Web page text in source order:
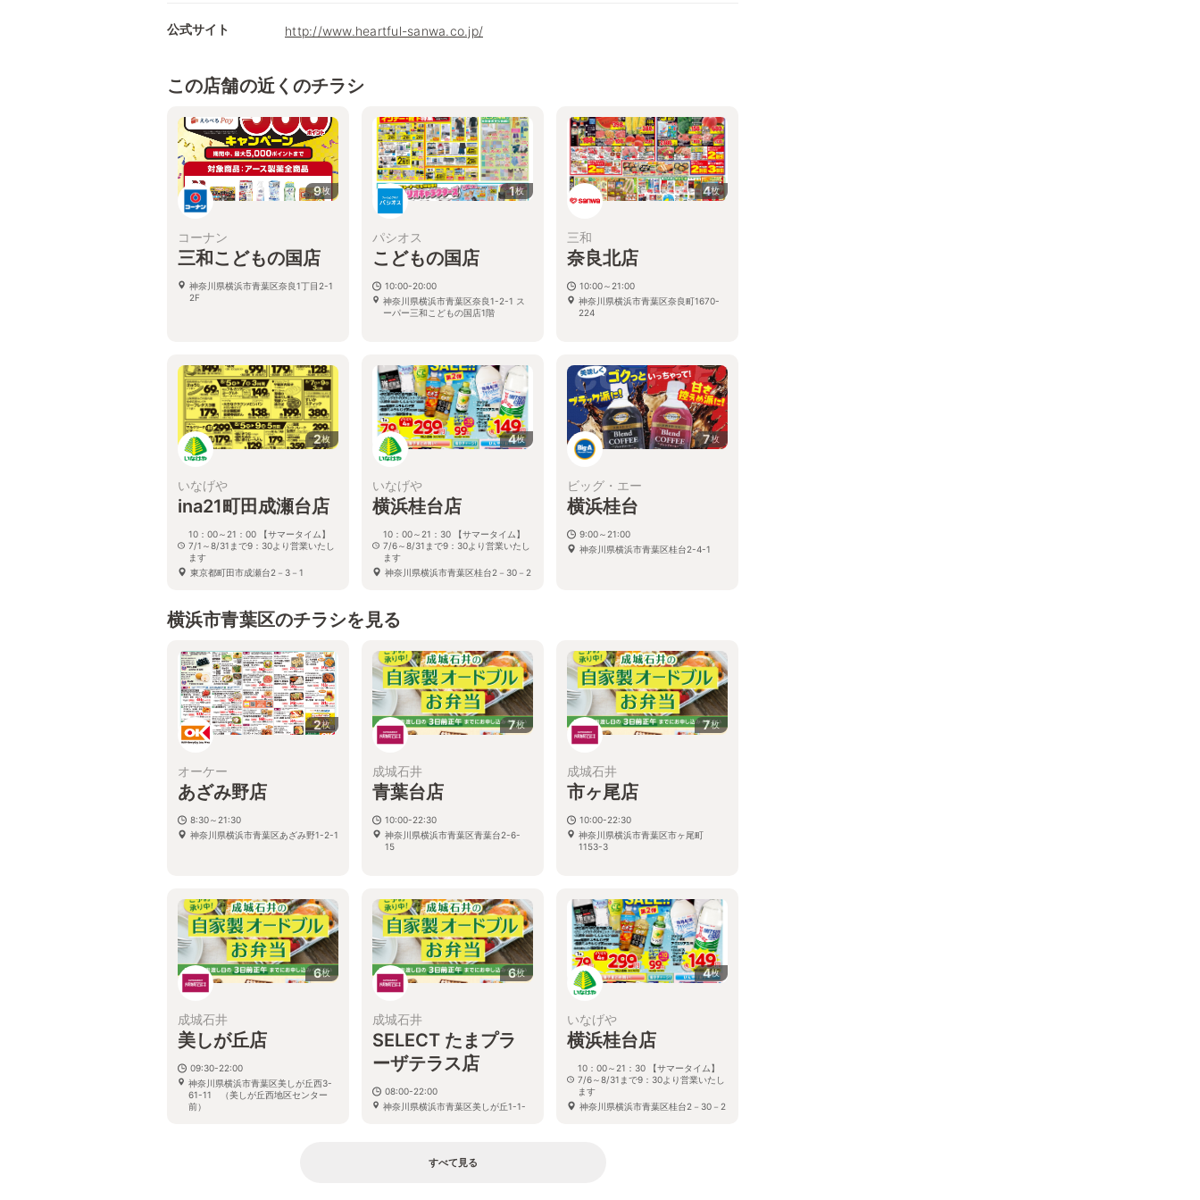
公式サイト http://www.heartful-sanwa.co.jp/
この店舗の近くのチラシ
9枚
コーナン
三和こどもの国店
神奈川県横浜市青葉区奈良1丁目2-1
2F
1枚
パシオス
こどもの国店
10:00-20:00
神奈川県横浜市青葉区奈良1-2-1 ス
ーパー三和こどもの国店1階
4枚
三和
奈良北店
10:00～21:00
神奈川県横浜市青葉区奈良町1670-
224
2枚
いなげや
ina21町田成瀬台店
10：00～21：00 【サマータイム】
7/1～8/31まで9：30より営業いたし
ます
東京都町田市成瀬台2－3－1
4枚
いなげや
横浜桂台店
10：00～21：30 【サマータイム】
7/6～8/31まで9：30より営業いたし
ます
神奈川県横浜市青葉区桂台2－30－2
7枚
ビッグ・エー
横浜桂台
9:00～21:00
神奈川県横浜市青葉区桂台2-4-1
横浜市青葉区のチラシを見る
2枚
オーケー
あざみ野店
8:30～21:30
神奈川県横浜市青葉区あざみ野1-2-1
7枚
成城石井
青葉台店
10:00-22:30
神奈川県横浜市青葉区青葉台2-6-
15
7枚
成城石井
市ヶ尾店
10:00-22:30
神奈川県横浜市青葉区市ヶ尾町
1153-3
6枚
成城石井
美しが丘店
09:30-22:00
神奈川県横浜市青葉区美しが丘西3-
61-11 （美しが丘西地区センター
前）
6枚
成城石井
SELECT たまプラ
ーザテラス店
08:00-22:00
神奈川県横浜市青葉区美しが丘1-1-
4枚
いなげや
横浜桂台店
10：00～21：30 【サマータイム】
7/6～8/31まで9：30より営業いたし
ます
神奈川県横浜市青葉区桂台2－30－2
すべて見る